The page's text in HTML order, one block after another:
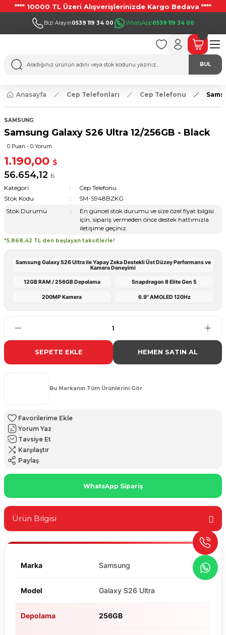
**** 10000 TL Üzeri Alışverişlerinizde Kargo Bedava ****
Bizi Arayın0539 119 34 00 WhatsApp0539 119 34 00
BUL
Anasayfa Cep Telefonları Cep Telefonu
SAMSUNG
Samsung Galaxy S26 Ultra 12/256GB - Black
0 Puan - 0 Yorum
1.190,00 $
56.654,12 ₺
Kategori
Cep Telefonu
Stok Kodu
SM-S948BZKG
Stok Durumu
En güncel stok durumu ve size özel fiyat bilgisi
için, sipariş vermeden önce destek hattımızla
iletişime geçiniz.
*5.868,42 TL den başlayan taksitlerle!
Samsung Galaxy S26 Ultra ile Yapay Zeka Destekli Üst Düzey Performans ve
Kamera Deneyimi
12GB RAM / 256GB Depolama Snapdragon 8 Elite Gen 5
200MP Kamera 6.9" AMOLED 120Hz
SEPETE EKLE HEMEN SATIN AL
Bu Markanın Tüm Ürünlerini Gör
Yorum Yaz
Tavsiye Et
Karşılaştır
Paylaş
WhatsApp Sipariş
Ürün Bilgisi
Marka Samsung
Model Galaxy S26 Ultra
Depolama 256GB